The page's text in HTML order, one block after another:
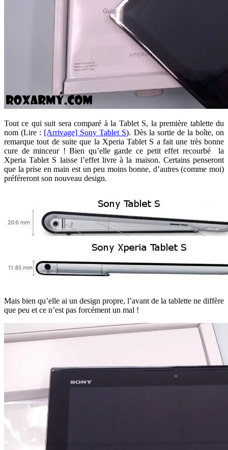
Tout ce qui suit sera comparé à la Tablet S, la première tablette du
nom (Lire : [Arrivage] Sony Tablet S). Dès la sortie de la boîte, on
remarque tout de suite que la Xperia Tablet S a fait une très bonne
cure de minceur ! Bien qu’elle garde ce petit effet recourbé la
Xperia Tablet S laisse l’effet livre à la maison. Certains penseront
que la prise en main est un peu moins bonne, d’autres (comme moi)
préféreront son nouveau design.
Mais bien qu’elle ai un design propre, l’avant de la tablette ne diffère
que peu et ce n’est pas forcément un mal !